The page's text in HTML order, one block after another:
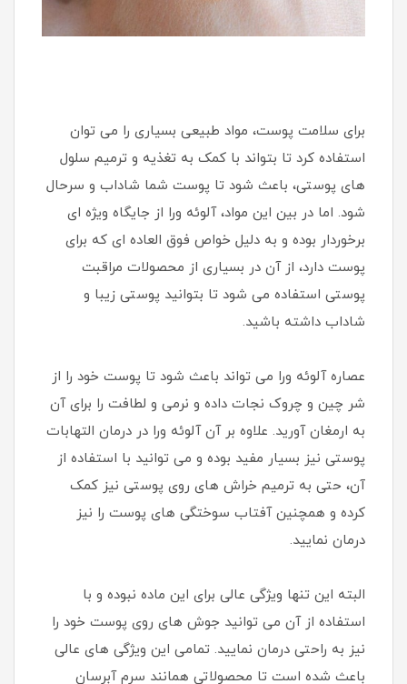
برای سلامت پوست، مواد طبیعی بسیاری را می توان
استفاده کرد تا بتواند با کمک به تغذیه و ترمیم سلول
های پوستی، باعث شود تا پوست شما شاداب و سرحال
شود. اما در بین این مواد، آلوئه ورا از جایگاه ویژه ای
برخوردار بوده و به دلیل خواص فوق العاده ای که برای
پوست دارد، از آن در بسیاری از محصولات مراقبت
پوستی استفاده می شود تا بتوانید پوستی زیبا و
شاداب داشته باشید.
عصاره آلوئه ورا می تواند باعث شود تا پوست خود را از
شر چین و چروک نجات داده و نرمی و لطافت را برای آن
به ارمغان آورید. علاوه بر آن آلوئه ورا در درمان التهابات
پوستی نیز بسیار مفید بوده و می توانید با استفاده از
آن، حتی به ترمیم خراش های روی پوستی نیز کمک
کرده و همچنین آفتاب سوختگی های پوست را نیز
درمان نمایید.
البته این تنها ویژگی عالی برای این ماده نبوده و با
استفاده از آن می توانید جوش های روی پوست خود را
نیز به راحتی درمان نمایید. تمامی این ویژگی های عالی
باعث شده است تا محصولاتی همانند سرم آبرسان